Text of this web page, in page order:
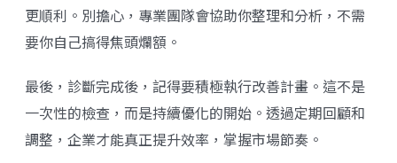
更順利。別擔心，專業團隊會協助你整理和分析，不需
要你自己搞得焦頭爛額。
最後，診斷完成後，記得要積極執行改善計畫。這不是
一次性的檢查，而是持續優化的開始。透過定期回顧和
調整，企業才能真正提升效率，掌握市場節奏。